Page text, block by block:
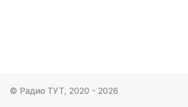
© Радио ТУТ, 2020 - 2026